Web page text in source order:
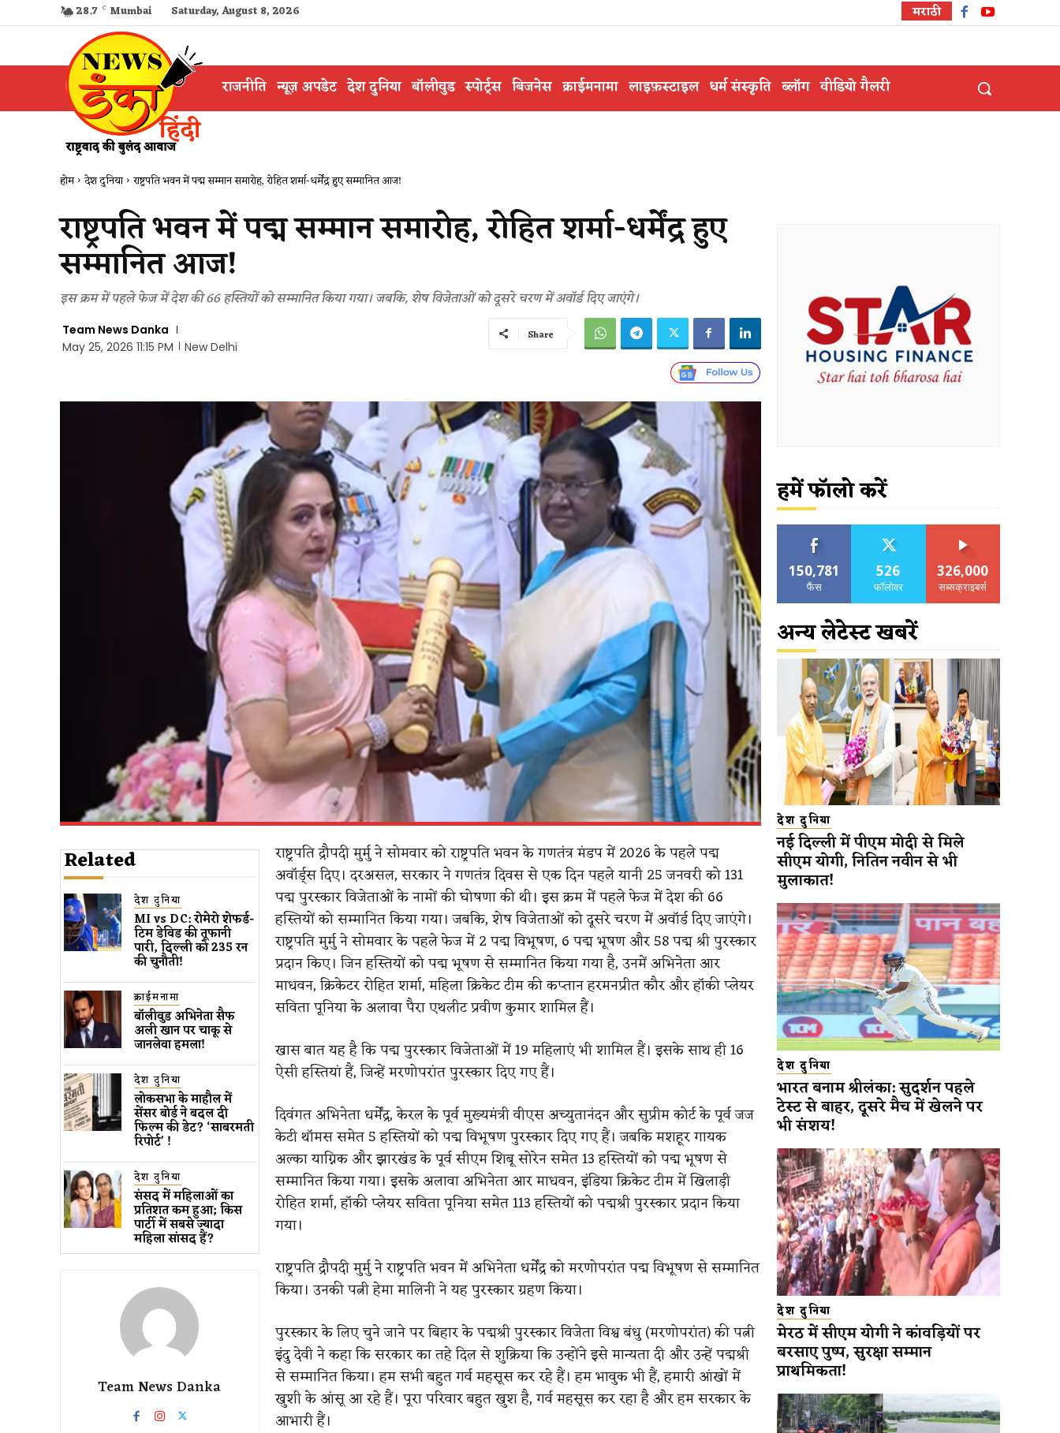
28.7 C Mumbai Saturday, August 8, 2026 मराठी
राजनीति न्यूज़ अपडेट देश दुनिया बॉलीवुड स्पोर्ट्स बिजनेस क्राईमनामा लाइफ़स्टाइल धर्म संस्कृति ब्लॉग वीडियो गैलरी
होम देश दुनिया राष्ट्रपति भवन में पद्म सम्मान समारोह, रोहित शर्मा-धर्मेंद्र हुए सम्मानित आज!
राष्ट्रपति भवन में पद्म सम्मान समारोह, रोहित शर्मा-धर्मेंद्र हुए
सम्मानित आज!
इस क्रम में पहले फेज में देश की 66 हस्तियों को सम्मानित किया गया। जबकि, शेष विजेताओं को दूसरे चरण में अवॉर्ड दिए जाएंगे।
Team News Danka
May 25, 2026 11:15 PM
New Delhi
Share
Related
देश दुनिया
MI vs DC: रोमेरो शेफर्ड-
टिम डेविड की तूफानी
पारी, दिल्ली को 235 रन
की चुनौती!
क्राईमनामा
बॉलीवुड​ अभिनेता सैफ
अली खान पर चाकू से ​
जानलेवा हमला​!
देश दुनिया
लोकसभा के माहौल में
सेंसर बोर्ड ने बदल दी
फिल्म की डेट? ‘साबरमती
रिपोर्ट’ !
देश दुनिया
संसद में महिलाओं का
प्रतिशत कम ​हुआ​; किस
पार्टी में सबसे ज्यादा
महिला सांसद हैं?
Team News Danka
राष्ट्रपति द्रौपदी मुर्मु ने सोमवार को राष्ट्रपति भवन के गणतंत्र मंडप में 2026 के पहले पद्म
अवॉर्ड्स दिए। दरअसल, सरकार ने गणतंत्र दिवस से एक दिन पहले यानी 25 जनवरी को 131
पद्म पुरस्कार विजेताओं के नामों की घोषणा की थी। इस क्रम में पहले फेज में देश की 66
हस्तियों को सम्मानित किया गया। जबकि, शेष विजेताओं को दूसरे चरण में अवॉर्ड दिए जाएंगे।
राष्ट्रपति मुर्मु ने सोमवार के पहले फेज में 2 पद्म विभूषण, 6 पद्म भूषण और 58 पद्म श्री पुरस्कार
प्रदान किए। जिन हस्तियों को पद्म भूषण से सम्मानित किया गया है, उनमें अभिनेता आर
माधवन, क्रिकेटर रोहित शर्मा, महिला क्रिकेट टीम की कप्तान हरमनप्रीत कौर और हॉकी प्लेयर
सविता पूनिया के अलावा पैरा एथलीट प्रवीण कुमार शामिल हैं।
खास बात यह है कि पद्म पुरस्कार विजेताओं में 19 महिलाएं भी शामिल हैं। इसके साथ ही 16
ऐसी हस्तियां हैं, जिन्हें मरणोपरांत पुरस्कार दिए गए हैं।
दिवंगत अभिनेता धर्मेंद्र, केरल के पूर्व मुख्यमंत्री वीएस अच्युतानंदन और सुप्रीम कोर्ट के पूर्व जज
केटी थॉमस समेत 5 हस्तियों को पद्म विभूषण पुरस्कार दिए गए हैं। जबकि मशहूर गायक
अल्का याग्निक और झारखंड के पूर्व सीएम शिबू सोरेन समेत 13 हस्तियों को पद्म भूषण से
सम्मानित किया गया। इसके अलावा अभिनेता आर माधवन, इंडिया क्रिकेट टीम में खिलाड़ी
रोहित शर्मा, हॉकी प्लेयर सविता पूनिया समेत 113 हस्तियों को पद्मश्री पुरस्कार प्रदान किया
गया।
राष्ट्रपति द्रौपदी मुर्मु ने राष्ट्रपति भवन में अभिनेता धर्मेंद्र को मरणोपरांत पद्म विभूषण से सम्मानित
किया। उनकी पत्नी हेमा मालिनी ने यह पुरस्कार ग्रहण किया।
पुरस्कार के लिए चुने जाने पर बिहार के पद्मश्री पुरस्कार विजेता विश्व बंधु (मरणोपरांत) की पत्नी
इंदु देवी ने कहा कि सरकार का तहे दिल से शुक्रिया कि उन्होंने इसे मान्यता दी और उन्हें पद्मश्री
से सम्मानित किया। हम सभी बहुत गर्व महसूस कर रहे हैं। हम भावुक भी हैं, हमारी आंखों में
खुशी के आंसू आ रहे हैं। पूरा परिवार बहुत खुश है, गर्व महसूस कर रहा है और हम सरकार के
आभारी हैं।
हमें फॉलो करें
150,781
फैंस
526
फॉलोवर
326,000
सब्सक्राइबर्स
अन्य लेटेस्ट खबरें
देश दुनिया
नई दिल्ली में पीएम मोदी से मिले
सीएम योगी, नितिन नवीन से भी
मुलाकात!
देश दुनिया
भारत बनाम श्रीलंका: सुदर्शन पहले
टेस्ट से बाहर, दूसरे मैच में खेलने पर
भी संशय!
देश दुनिया
मेरठ में सीएम योगी ने कांवड़ियों पर
बरसाए पुष्प, सुरक्षा सम्मान
प्राथमिकता!